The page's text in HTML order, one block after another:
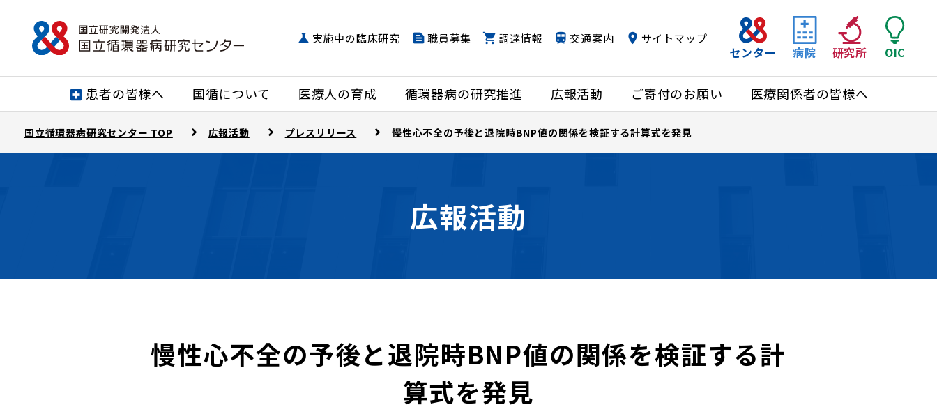
患者の皆様へ 国循について 医療人の育成 循環器病の研究推進 広報活動 ご寄付のお願い 医療関係者の皆様へ
センター 病院 研究所 OIC
実施中の臨床研究 職員募集 調達情報 交通案内 サイトマップ
国立循環器病研究センター TOP 広報活動 プレスリリース 慢性心不全の予後と退院時BNP値の関係を検証する計算式を発見
広報活動
慢性心不全の予後と退院時BNP値の関係を検証する計
算式を発見